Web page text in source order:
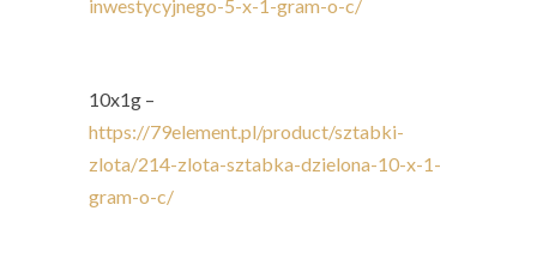
inwestycyjnego-5-x-1-gram-o-c/
10x1g –
https://79element.pl/product/sztabki-
zlota/214-zlota-sztabka-dzielona-10-x-1-
gram-o-c/